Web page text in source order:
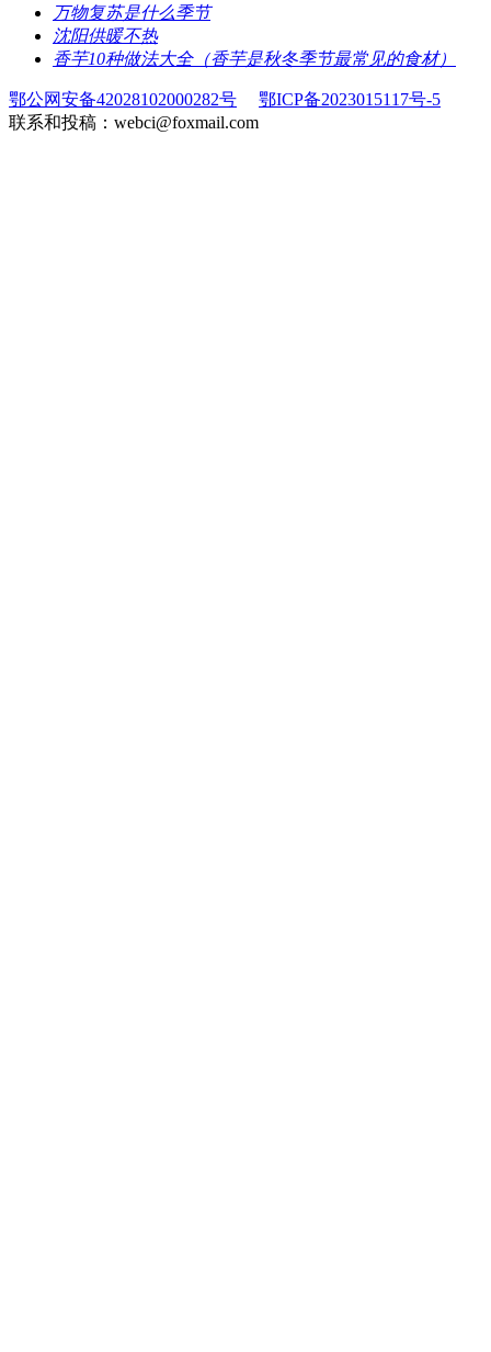
​万物复苏是什么季节
​沈阳供暖不热
​香芋10种做法大全（香芋是秋冬季节最常见的食材）
鄂公网安备42028102000282号
鄂ICP备2023015117号-5
联系和投稿：webci@foxmail.com